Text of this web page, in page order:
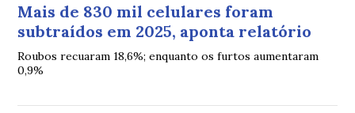
Mais de 830 mil celulares foram
subtraídos em 2025, aponta relatório
Roubos recuaram 18,6%; enquanto os furtos aumentaram
0,9%